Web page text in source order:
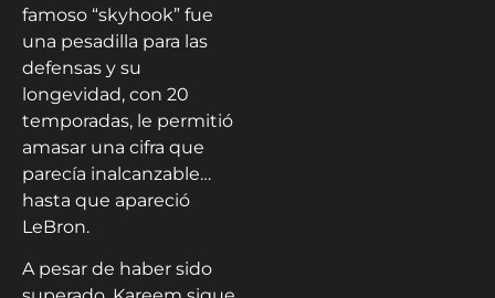
famoso “skyhook” fue
una pesadilla para las
defensas y su
longevidad, con 20
temporadas, le permitió
amasar una cifra que
parecía inalcanzable…
hasta que apareció
LeBron.
A pesar de haber sido